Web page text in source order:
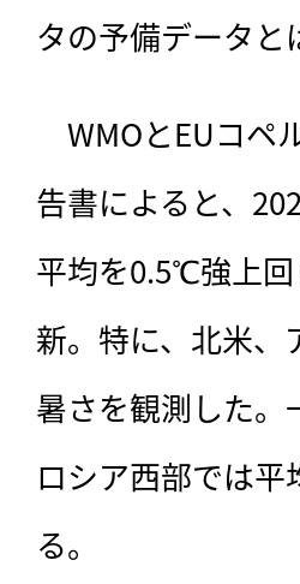
タの予備データと
WMOとEUコペ
告書によると、
平均を0.5℃強上
新。特に、北米、
暑さを観測した。
ロシア西部では
る。